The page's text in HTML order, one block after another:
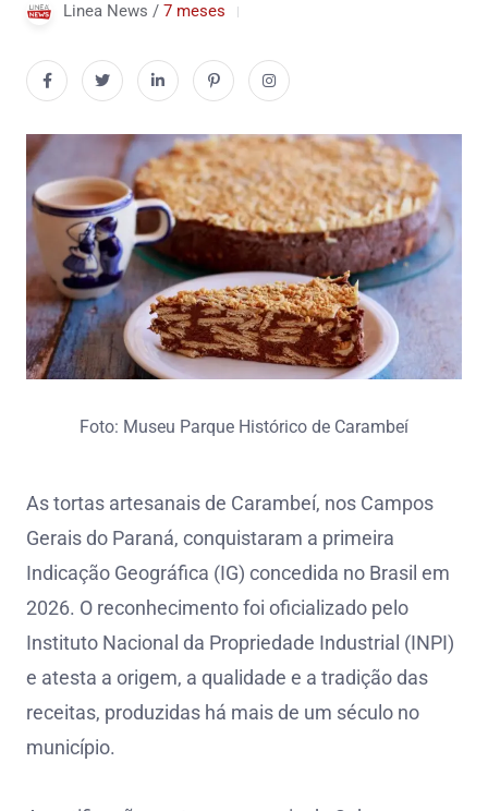
Linea News / 7 meses
Foto: Museu Parque Histórico de Carambeí
As tortas artesanais de Carambeí, nos Campos
Gerais do Paraná, conquistaram a primeira
Indicação Geográfica (IG) concedida no Brasil em
2026. O reconhecimento foi oficializado pelo
Instituto Nacional da Propriedade Industrial (INPI)
e atesta a origem, a qualidade e a tradição das
receitas, produzidas há mais de um século no
município.